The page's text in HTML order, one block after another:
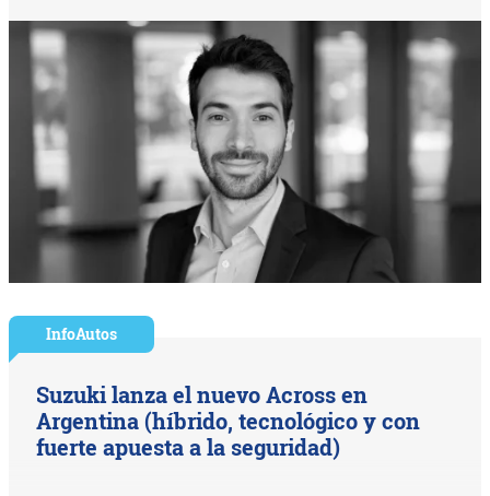
InfoAutos
Suzuki lanza el nuevo Across en
Argentina (híbrido, tecnológico y con
fuerte apuesta a la seguridad)